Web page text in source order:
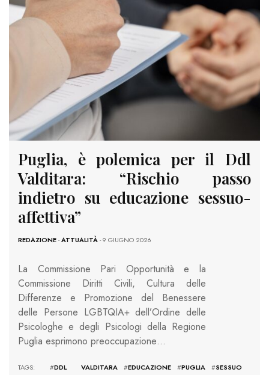
Puglia, è polemica per il Ddl
Valditara: “Rischio passo
indietro su educazione sessuo-
affettiva”
REDAZIONE-ATTUALITÀ- 9 GIUGNO 2026
La Commissione Pari Opportunità e la
Commissione Diritti Civili, Cultura delle
Differenze e Promozione del Benessere
delle Persone LGBTQIA+ dell’Ordine delle
Psicologhe e degli Psicologi della Regione
Puglia esprimono preoccupazione…
TAGS: #DDL VALDITARA #EDUCAZIONE #PUGLIA #SESSUO